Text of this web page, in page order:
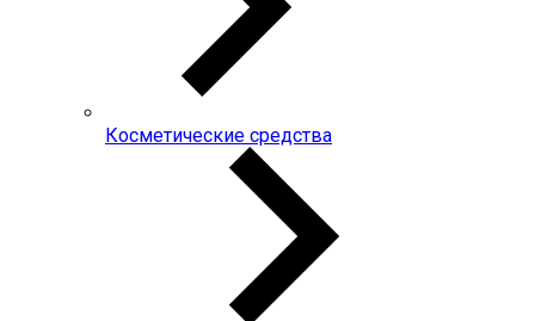
Косметические средства